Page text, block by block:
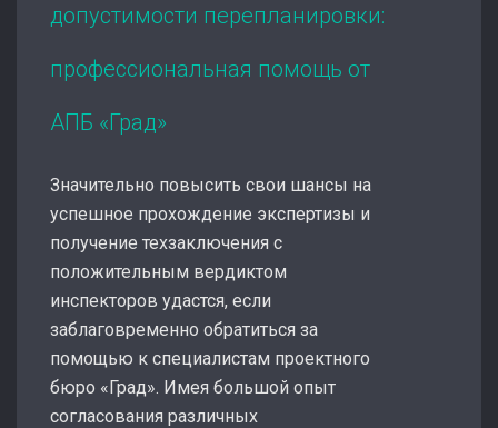
допустимости перепланировки:
профессиональная помощь от
АПБ «Град»
Значительно повысить свои шансы на
успешное прохождение экспертизы и
получение техзаключения с
положительным вердиктом
инспекторов удастся, если
заблаговременно обратиться за
помощью к специалистам проектного
бюро «Град». Имея большой опыт
согласования различных